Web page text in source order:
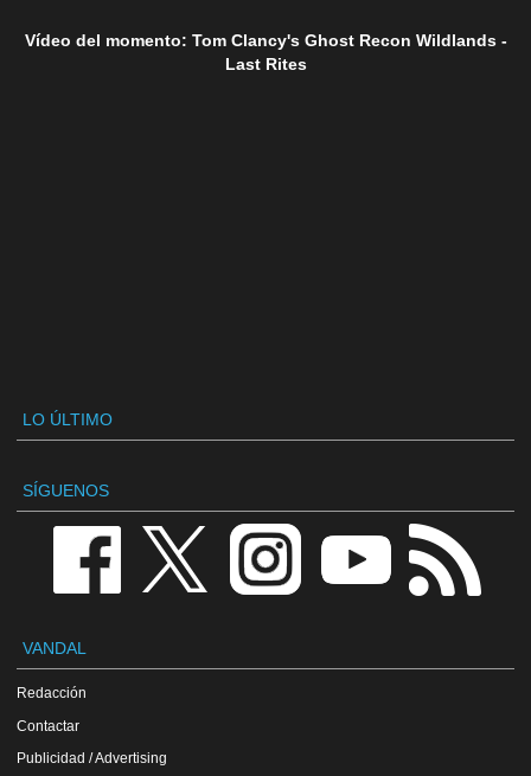
Vídeo del momento: Tom Clancy's Ghost Recon Wildlands -
Last Rites
LO ÚLTIMO
SÍGUENOS
VANDAL
Redacción
Contactar
Publicidad / Advertising